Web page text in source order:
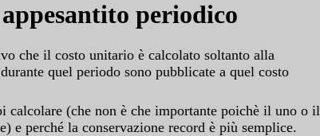
periodico
che il costo unitario è calcolato soltanto alla
quel periodo sono pubblicate a quel costo
calcolare (che non è che importante poichè il uno o il
e perché la conservazione record è più semplice.